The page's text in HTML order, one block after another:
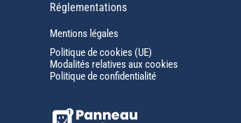
Réglementations
Mentions légales
Politique de cookies (UE)
Modalités relatives aux cookies
Politique de confidentialité